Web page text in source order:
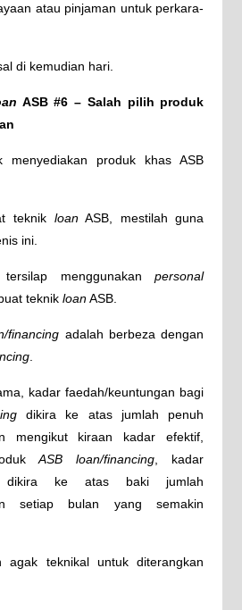
atau pinjaman untuk perkara-
di kemudian hari.
ASB #6 – Salah pilih produk
menyediakan produk khas ASB
teknik loanASB, mestilah guna
ini.
menggunakanpersonal
teknik loanASB.
financing adalah berbeza dengan
.
kadar faedah/keuntungan bagi
dikira ke atas jumlah penuh
mengikut kiraan kadar efektif,
ASB loan/financing , kadar
dikira ke atas baki jumlah
setiap bulan yang semakin
agak teknikal untuk diterangkan